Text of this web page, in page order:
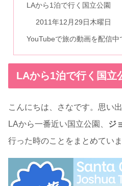
LAから1泊で行く国立公園
2011年12月29日木曜日
YouTubeで旅の動画を配信
LAから1泊で行く国立
こんにちは、さなです。思い
LAから一番近い国立公園、 ジ
行った時のことをまとめていま